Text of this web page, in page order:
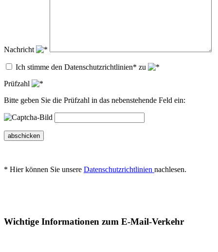
Nachricht
Ich stimme den Datenschutzrichtlinien* zu
Prüfzahl
Bitte geben Sie die Prüfzahl in das nebenstehende Feld ein:
abschicken
* Hier können Sie unsere Datenschutzrichtlinien nachlesen.
Wichtige Informationen zum E-Mail-Verkehr